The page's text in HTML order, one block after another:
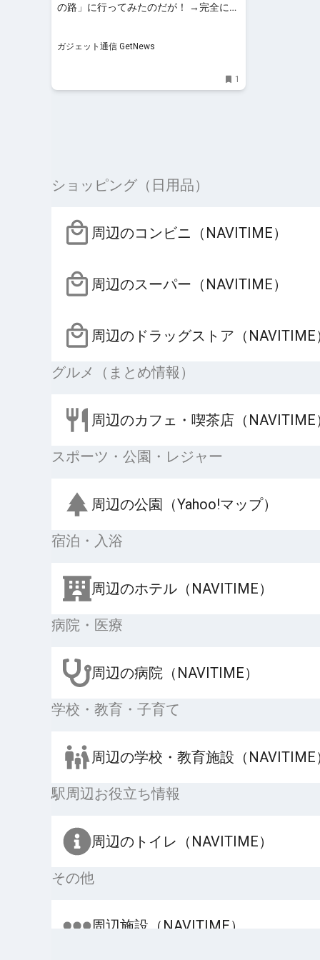
の路」に行ってみたのだが！ →完全に納
ガジェット通信 GetNews
1
ショッピング（日用品）
周辺のコンビニ（NAVITIME）
周辺のスーパー（NAVITIME）
周辺のドラッグストア（NAVITIME
グルメ（まとめ情報）
周辺のカフェ・喫茶店（NAVITIME
スポーツ・公園・レジャー
周辺の公園（Yahoo!マップ）
宿泊・入浴
周辺のホテル（NAVITIME）
病院・医療
周辺の病院（NAVITIME）
学校・教育・子育て
周辺の学校・教育施設（NAVITIME
駅周辺お役立ち情報
周辺のトイレ（NAVITIME）
その他
周辺施設（NAVITIME）